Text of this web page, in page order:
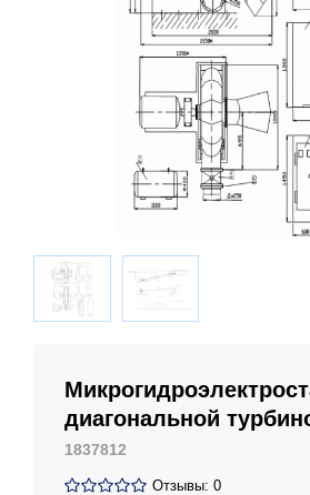
диагональной
1837812
Отзывы: 0